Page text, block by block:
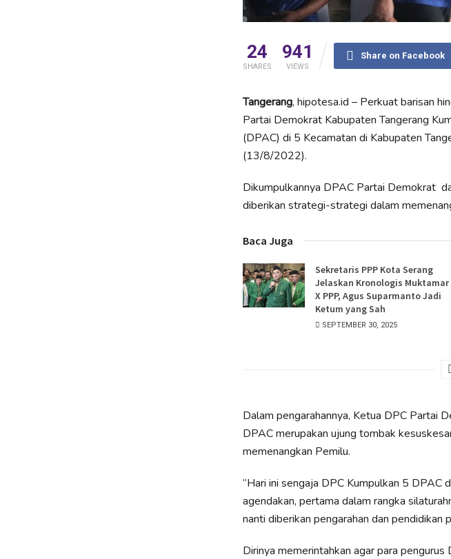
24
SHARES
941
VIEWS
Share on Facebook
Tangerang, hipotesa.id – Perkuat barisan
Partai Demokrat Kabupaten Tangerang
(DPAC) di 5 Kecamatan di Kabupaten
(13/8/2022).
Dikumpulkannya DPAC Partai Demokrat
diberikan strategi-strategi dalam
Baca Juga
Sekretaris PPP Kota Serang
Jelaskan Kronologis Muktamar
X PPP, Agus Suparmanto Jadi
Ketum yang Sah
SEPTEMBER 30, 2025
Dalam pengarahannya, Ketua DPC Partai
DPAC merupakan ujung tombak
memenangkan Pemilu.
“Hari ini sengaja DPC Kumpulkan 5 DPAC
agendakan, pertama dalam rangka
nanti diberikan pengarahan dan pendidikan
Dirinya memerintahkan agar para